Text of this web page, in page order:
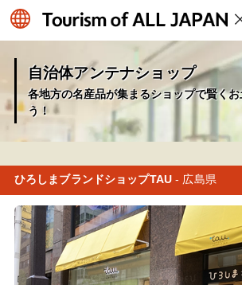
自治体アンテナショップ
各地方の名産品が集まるショップで賢く
う！
ひろしまブランドショップTAU- 広島県